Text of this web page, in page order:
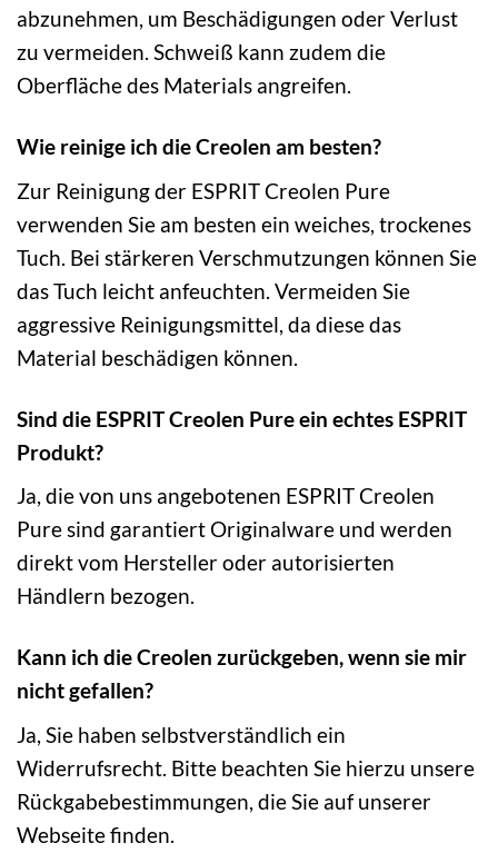
abzunehmen, um Beschädigungen oder Verlust
zu vermeiden. Schweiß kann zudem die
Oberfläche des Materials angreifen.
Wie reinige ich die Creolen am besten?
Zur Reinigung der ESPRIT Creolen Pure
verwenden Sie am besten ein weiches, trockenes
Tuch. Bei stärkeren Verschmutzungen können Sie
das Tuch leicht anfeuchten. Vermeiden Sie
aggressive Reinigungsmittel, da diese das
Material beschädigen können.
Sind die ESPRIT Creolen Pure ein echtes ESPRIT
Produkt?
Ja, die von uns angebotenen ESPRIT Creolen
Pure sind garantiert Originalware und werden
direkt vom Hersteller oder autorisierten
Händlern bezogen.
Kann ich die Creolen zurückgeben, wenn sie mir
nicht gefallen?
Ja, Sie haben selbstverständlich ein
Widerrufsrecht. Bitte beachten Sie hierzu unsere
Rückgabebestimmungen, die Sie auf unserer
Webseite finden.